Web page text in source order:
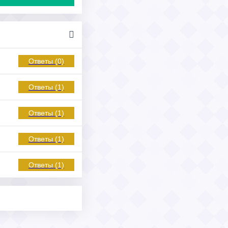
Ответы (0)
Ответы (1)
Ответы (1)
Ответы (1)
Ответы (1)